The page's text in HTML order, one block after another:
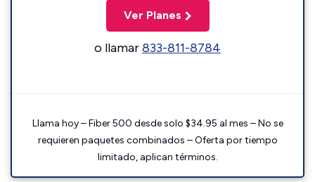
Ver Planes
o llamar833-811-8784
Llama hoy – Fiber 500 desde solo $34.95 al mes – No se
requieren paquetes combinados – Oferta por tiempo
limitado, aplican términos.